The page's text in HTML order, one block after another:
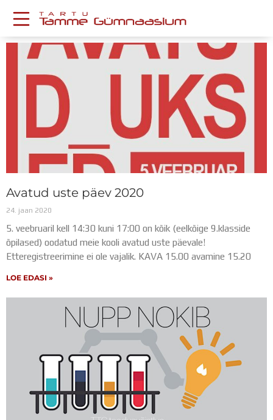
content
KESKKONNAD
Postkast
Drive
Tamme TV
Tamme Leht
Kooliraadio
Koorilaul
ÕPPETÖÖ
Tunniplaan
Aastaplaan
Õppekava
Ainepassid
Huviringid
Distantsõpe
Kodukord
Projektid
ÜLDINFO
Sisseastumine
Meie kool
Dokumendid
Uudised
Lapsevanemale
Vilistlastele
Avatud uste päev 2020
24. jaan 2020
5. veebruaril kell 14:30 kuni 17:00 on kõik (eelkõige 9.klasside
õpilased) oodatud meie kooli avatud uste päevale!
Etteregistreerimine ei ole vajalik. KAVA 15.00 avamine 15.20
LOE EDASI »
PagePage